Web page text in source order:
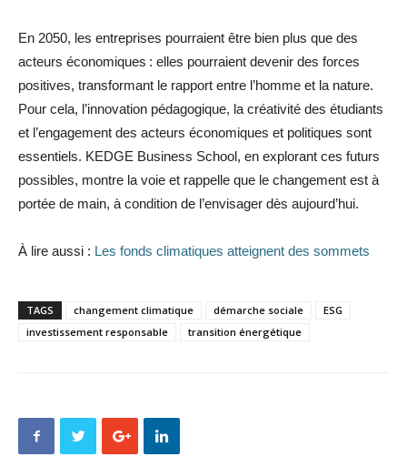
En 2050, les entreprises pourraient être bien plus que des
acteurs économiques : elles pourraient devenir des forces
positives, transformant le rapport entre l’homme et la nature.
Pour cela, l’innovation pédagogique, la créativité des étudiants
et l’engagement des acteurs économiques et politiques sont
essentiels. KEDGE Business School, en explorant ces futurs
possibles, montre la voie et rappelle que le changement est à
portée de main, à condition de l’envisager dès aujourd’hui.
À lire aussi : Les fonds climatiques atteignent des sommets
TAGS changement climatique démarche sociale
ESG
investissement responsable
transition énergétique